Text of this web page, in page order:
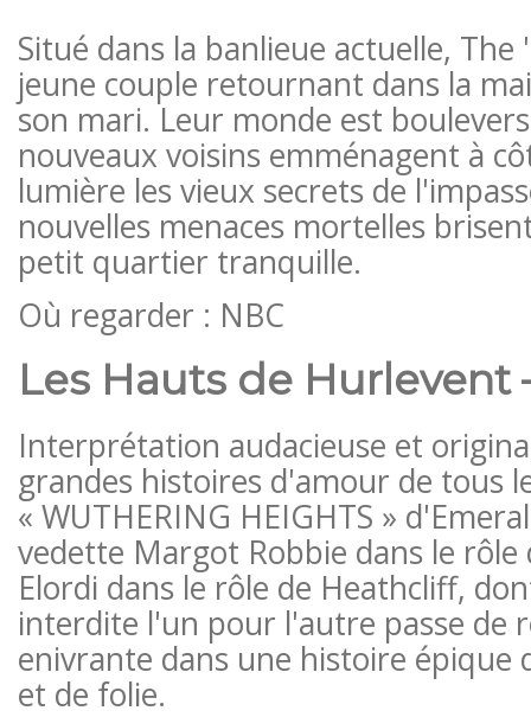
Situé dans la banlieue actuelle,
jeune couple retournant dans la
son mari. Leur monde est
nouveaux voisins emménagent à
lumière les vieux secrets de
nouvelles menaces mortelles
petit quartier tranquille.
Où regarder : NBC
Les Hauts de Hurlevent
Interprétation audacieuse et
grandes histoires d'amour de tous
« WUTHERING HEIGHTS »
vedette Margot Robbie dans le rôle
Elordi dans le rôle de Heathcliff,
interdite l'un pour l'autre passe de
enivrante dans une histoire épique
et de folie.